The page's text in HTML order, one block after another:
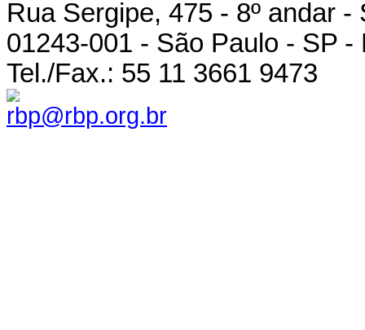
Rua Sergipe, 475 - 8º andar -
01243-001 - São Paulo - SP -
Tel./Fax.: 55 11 3661 9473
rbp@rbp.org.br